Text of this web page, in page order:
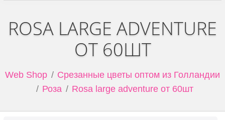
ROSA LARGE ADVENTURE
ОТ 60ШТ
Web Shop
Срезанные цветы оптом из Голландии
Роза
Rosa large adventure от 60шт